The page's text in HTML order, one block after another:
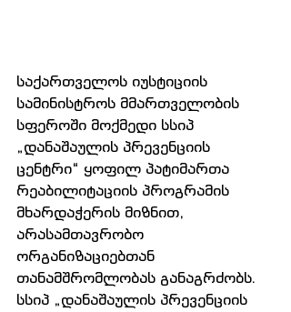
საქართველოს იუსტიციის
სამინისტროს მმართველობის
სფეროში მოქმედი სსიპ
„დანაშაულის პრევენციის
ცენტრი“ ყოფილ პატიმართა
რეაბილიტაციის პროგრამის
მხარდაჭერის მიზნით,
არასამთავრობო
ორგანიზაციებთან
თანამშრომლობას განაგრძობს.
სსიპ „დანაშაულის პრევენციის